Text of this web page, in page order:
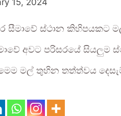
15, 2024
සීමාවේ ස්ථාන කිහිපයකට
අවට පරිසරයේ සියලුම
මල් තුහින තත්ත්වය